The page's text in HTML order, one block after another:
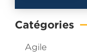
Catégories
Agile